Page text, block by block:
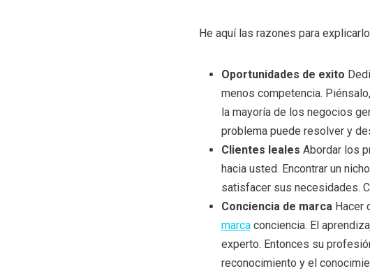
He aquí las razones para
Oportunidades de exito
menos competencia.
la mayoría de los negocios
problema puede resolver y
Clientes leales Abordar los
hacia usted. Encontrar un
satisfacer sus necesidades.
Conciencia de marcaHacer
marcaconciencia. El
experto. Entonces su
reconocimiento y el